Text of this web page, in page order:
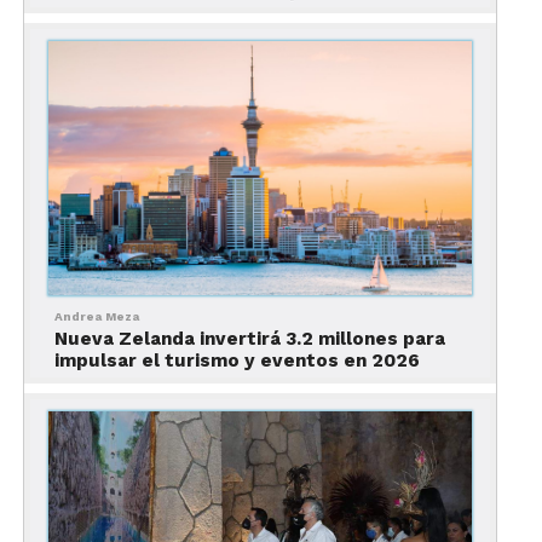
sumarán 2,326 habitaciones.
Pero el crecimiento continuará y en el 2020
inaugurará un hotel Breathless en Cancún y, en
2021, una propiedad de esa misma marca en
Tulum.
También habló sobre el lanzamiento de la nueva
Andrea Meza
Nueva Zelanda invertirá 3.2 millones para
impulsar el turismo y eventos en 2026